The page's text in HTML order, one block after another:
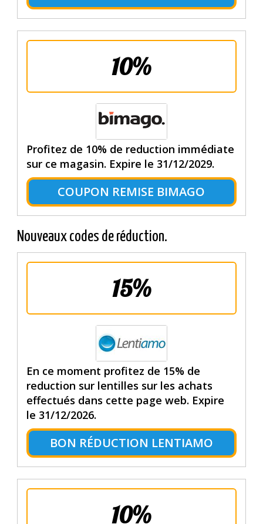
10%
Profitez de 10% de reduction immédiate
sur ce magasin. Expire le 31/12/2029.
COUPON REMISE BIMAGO
Nouveaux codes de réduction.
15%
En ce moment profitez de 15% de
reduction sur lentilles sur les achats
effectués dans cette page web. Expire
le 31/12/2026.
BON RÉDUCTION LENTIAMO
10%